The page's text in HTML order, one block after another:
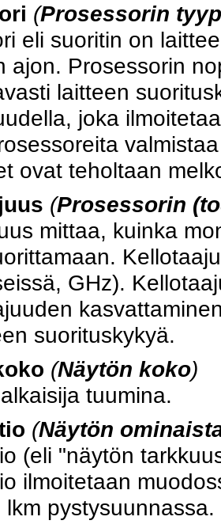
(Prosessorin
eli suoritin on
ajon. Prosessorin
laitteen
joka
ovat teholtaan
(Prosessorin
mittaa, kuinka
GHz).
suorituskykyä.
(Näytön koko)
tuumina.
(Näytön
(eli "näytön
ilmoitetaan
lkm pystysuunnassa.